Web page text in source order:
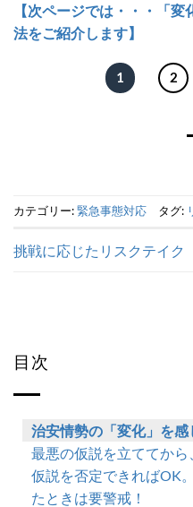
【次ページでは・・・「
法をご紹介します】
1 2
カテゴリー:緊急事態対応 タグ:
挑戦に応じたリスクテイク
目次
治安情勢の「変化」を感
最悪の仮説を立ててから
仮説を否定できればOK
たときは要警戒！